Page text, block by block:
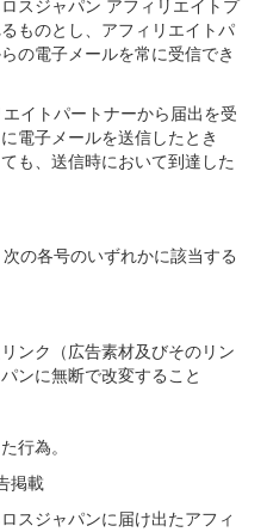
スジャパン アフィリエイトプ
ものとし、アフィリエイトパ
の電子メールを常に受信でき
イトパートナーから届出を受
電子メールを送信したとき
も、送信時において到達した
の各号のいずれかに該当する
ンク（広告素材及びそのリン
ンに無断で改変すること
行為。
掲載
スジャパンに届け出たアフィ